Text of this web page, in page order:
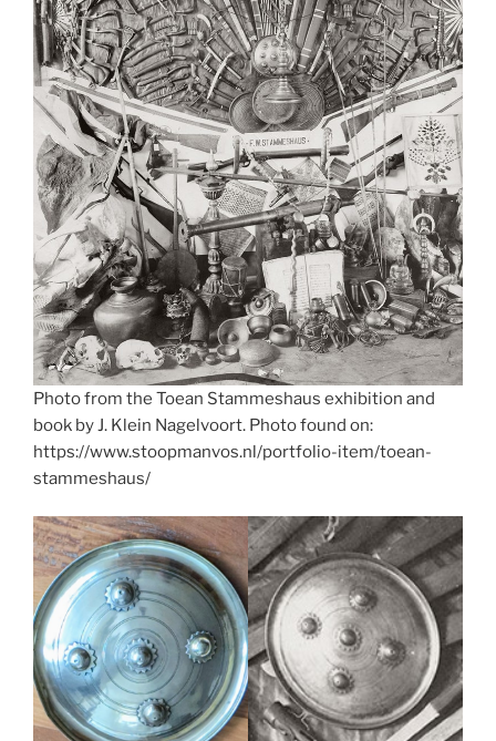
Photo from the Toean Stammeshaus exhibition and
book by J. Klein Nagelvoort. Photo found on:
https://www.stoopmanvos.nl/portfolio-item/toean-
stammeshaus/